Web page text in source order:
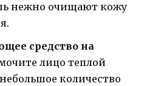
нежно очищают кожу
средство на
лицо теплой
количество